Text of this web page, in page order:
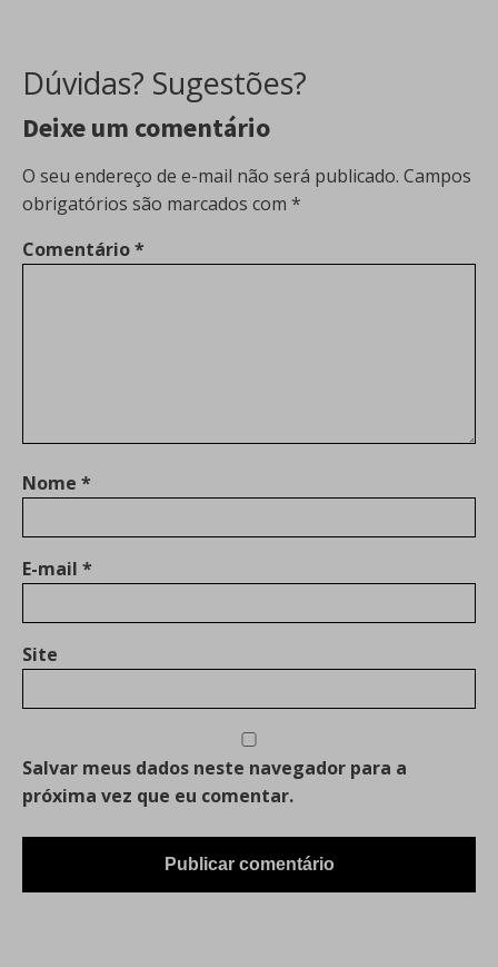
Dúvidas? Sugestões?
Deixe um comentário
O seu endereço de e-mail não será publicado. Campos
obrigatórios são marcados com *
Comentário*
Nome *
E-mail *
Site
Salvar meus dados neste navegador para a
próxima vez que eu comentar.